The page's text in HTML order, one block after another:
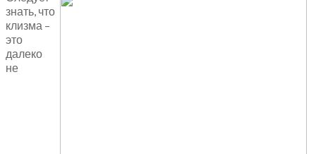
знать, что
клизма –
это
далеко
не